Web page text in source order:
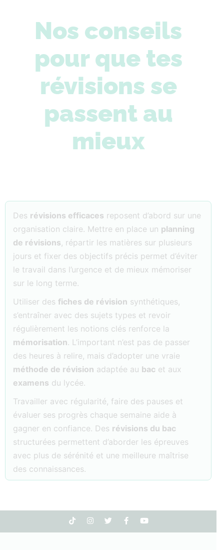
Nos conseils
pour que tes
révisions se
passent au
mieux
Des révisions efficaces reposent d’abord sur une
organisation claire. Mettre en place un planning
de révisions, répartir les matières sur plusieurs
jours et fixer des objectifs précis permet d’éviter
le travail dans l’urgence et de mieux mémoriser
sur le long terme.
Utiliser des fiches de révision synthétiques,
s’entraîner avec des sujets types et revoir
régulièrement les notions clés renforce la
mémorisation. L’important n’est pas de passer
des heures à relire, mais d’adopter une vraie
méthode de révision adaptée au bac et aux
examens du lycée.
Travailler avec régularité, faire des pauses et
évaluer ses progrès chaque semaine aide à
gagner en confiance. Des révisions du bac
structurées permettent d’aborder les épreuves
avec plus de sérénité et une meilleure maîtrise
des connaissances.